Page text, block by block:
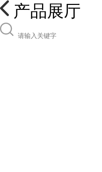
产品展厅